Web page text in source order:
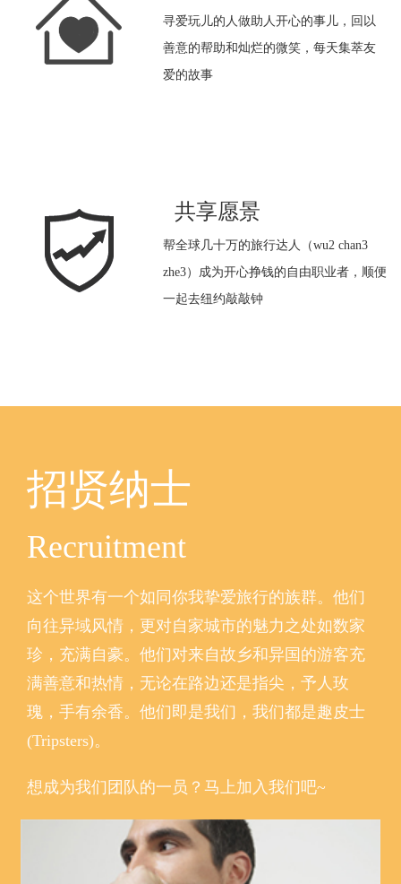
寻爱玩儿的人做助人开心的事儿，回以
善意的帮助和灿烂的微笑，每天集萃友
爱的故事
共享愿景
帮全球几十万的旅行达人（wu2 chan3
zhe3）成为开心挣钱的自由职业者，顺便
一起去纽约敲敲钟
招贤纳士
Recruitment
这个世界有一个如同你我挚爱旅行的族群。他们
向往异域风情，更对自家城市的魅力之处如数家
珍，充满自豪。他们对来自故乡和异国的游客充
满善意和热情，无论在路边还是指尖，予人玫
瑰，手有余香。他们即是我们，我们都是趣皮士
(Tripsters)。
想成为我们团队的一员？马上加入我们吧~